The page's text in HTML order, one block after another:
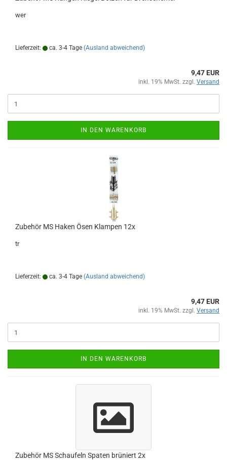
wer
Lieferzeit: ca. 3-4 Tage (Ausland abweichend)
9,47 EUR
inkl. 19% MwSt. zzgl. Versand
IN DEN WARENKORB
Zubehör MS Haken Ösen Klampen 12x
tr
Lieferzeit: ca. 3-4 Tage (Ausland abweichend)
9,47 EUR
inkl. 19% MwSt. zzgl. Versand
IN DEN WARENKORB
Zubehör MS Schaufeln Spaten brüniert 2x